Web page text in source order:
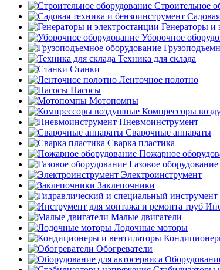
Строительное
Генераторы и
Уборочное
Техника для склада
Станки
Ленточное полотно
Насосы
Мотопомпы
Компрессоры
Пневмоинструмент
Сварочные аппараты
Сварка пластика
Пожарное
Газовое оборудование
Электроинструмент
Заклепочники
Малые двигатели
Лодочные моторы
Обогреватели